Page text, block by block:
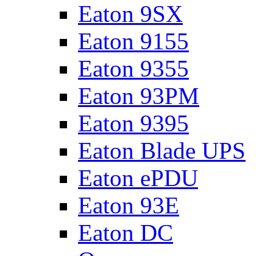
Eaton 9SX
Eaton 9155
Eaton 9355
Eaton 93PM
Eaton 9395
Eaton Blade UPS
Eaton ePDU
Eaton 93E
Eaton DC